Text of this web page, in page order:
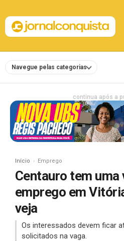
Navegue pelas categorias
continua após a
Início Emprego
Centauro tem uma
emprego em
veja
Os interessados devem ficar
solicitados na vaga.